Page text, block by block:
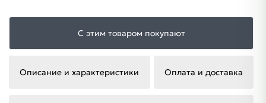
С этим товаром покупают
Описание и характеристики Оплата и доставка